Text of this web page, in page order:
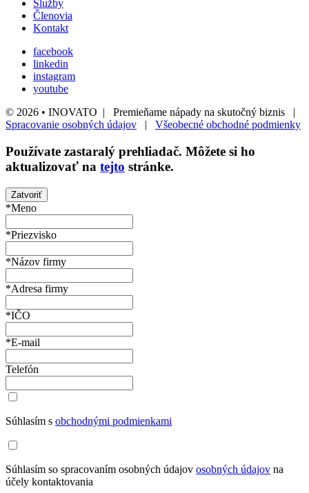
Služby
Členovia
Kontakt
facebook
linkedin
instagram
youtube
© 2026 • INOVATO | Premieňame nápady na skutočný biznis |
Spracovanie osobných údajov | Všeobecné obchodné podmienky
Používate zastaralý prehliadač. Môžete si ho
aktualizovať na tejto stránke.
Zatvoriť
*Meno
*Priezvisko
*Názov firmy
*Adresa firmy
*IČO
*E-mail
Telefón
Súhlasím s obchodnými podmienkami
Súhlasím so spracovaním osobných údajov osobných údajov na
účely kontaktovania